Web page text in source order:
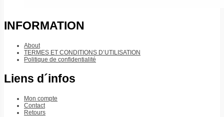
INFORMATION
About
TERMES ET CONDITIONS D’UTILISATION
Politique de confidentialité
Liens d´infos
Mon compte
Contact
Retours